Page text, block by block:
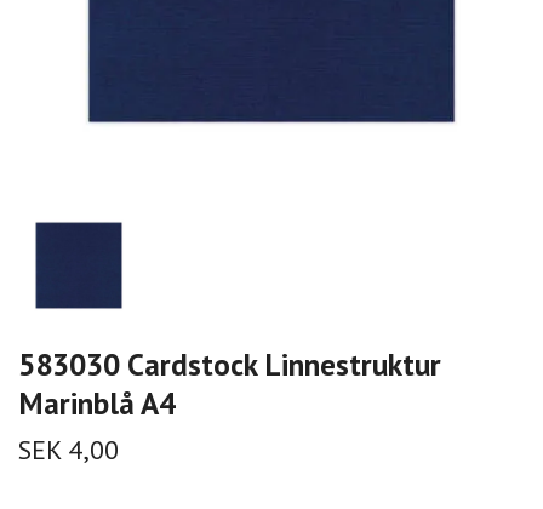
583030 Cardstock Linnestruktur
Marinblå A4
SEK 4,00